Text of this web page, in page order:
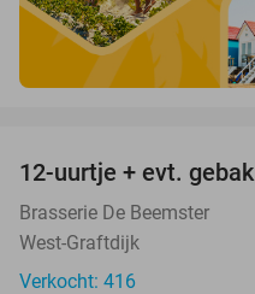
12-uurtje + evt. gebak
Brasserie De Beemster
West-Graftdijk
Verkocht: 416